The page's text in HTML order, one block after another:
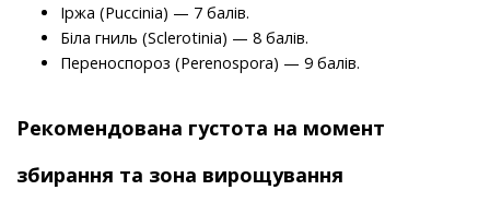
Іржа (Puccinia) — 7 балів.
Біла гниль (Sclerotinia) — 8 балів.
Переноспороз (Perenospora) — 9 балів.
Рекомендована густота на момент
збирання та зона вирощування